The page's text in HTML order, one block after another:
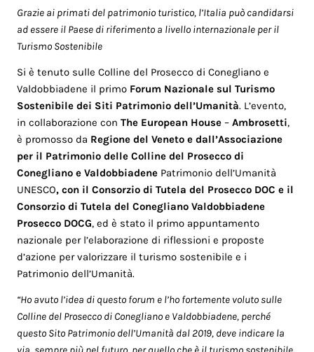
Grazie ai primati del patrimonio turistico, l’Italia può candidarsi
ad essere il Paese di riferimento a livello internazionale per il
Turismo Sostenibile
Si è tenuto sulle Colline del Prosecco di Conegliano e
Valdobbiadene il primo Forum Nazionale sul Turismo
Sostenibile dei Siti Patrimonio dell’Umanità. L’evento,
in collaborazione conThe European House –Ambrosetti,
è promosso da Regione del Veneto e dall’Associazione
per il Patrimonio delle Colline del Prosecco di
Conegliano e Valdobbiadene Patrimonio dell’Umanità
UNESCO, con il Consorzio di Tutela del Prosecco DOC e il
Consorzio di Tutela del Conegliano Valdobbiadene
Prosecco DOCG, ed è stato il primo appuntamento
nazionale per l’elaborazione di riflessioni e proposte
d’azione per valorizzare il turismo sostenibile e i
Patrimonio dell’Umanità.
“Ho avuto l’idea di questo forum e l’ho fortemente voluto sulle
Colline del Prosecco di Conegliano e Valdobbiadene, perché
questo Sito Patrimonio dell’Umanità dal 2019, deve indicare la